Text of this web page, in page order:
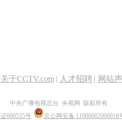
关于CCTV.com | 人才招聘 | 网站
中央广播电视总台 央视网 版权所有
060535号 京公网安备 11000002000018